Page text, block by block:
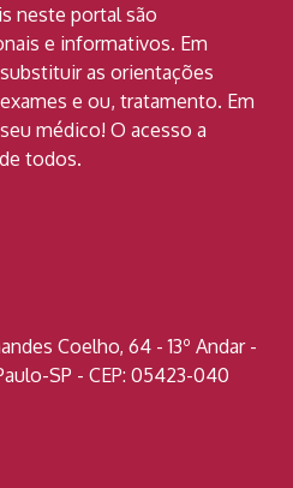
neste portal são
e informativos. Em
as orientações
e ou, tratamento. Em
médico! O acesso a
todos.
Coelho, 64 - 13º Andar -
SP - CEP: 05423-040